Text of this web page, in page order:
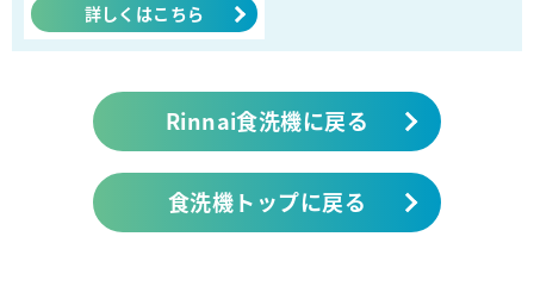
詳しくはこちら
Rinnai食洗機に戻る
食洗機トップに戻る